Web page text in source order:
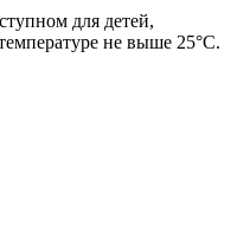
для детей,
не выше 25°C.